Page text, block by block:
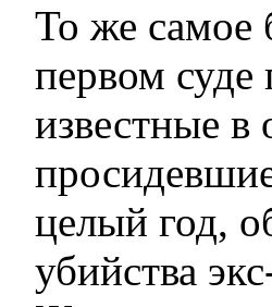
То же самое
первом
известные в
целый год,
убийства